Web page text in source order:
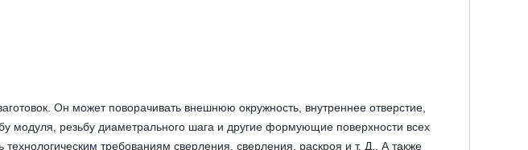
Он может поворачивать внешнюю окружность, внутреннее отверстие,
модуля, резьбу диаметрального шага и другие формующие поверхности всех
требованиям сверления, сверления, раскроя и т. Д., А также